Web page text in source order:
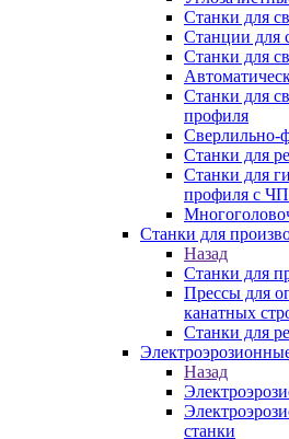
Станки для
Станции для
Станки для
Станки для
профиля
Сверлильно-
Станки для
Станки для
профиля с
Станки для
Назад
Станки для
Прессы для
канатных
Станки для
Назад
станки